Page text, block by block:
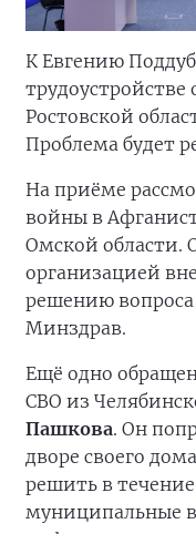
К Евгению
трудоустройстве
Ростовской
Проблема будет
На приёме
войны в
Омской области.
организацией
решению
Минздрав.
Ещё одно
СВО из
Пашкова. Он
дворе своего
решить в
муниципальные